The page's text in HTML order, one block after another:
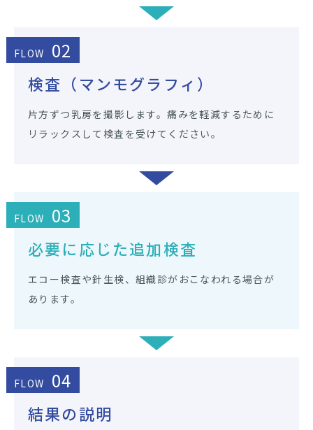
FLOW 02
検査（マンモグラフィ）
片方ずつ乳房を撮影します。痛みを軽減するために
リラックスして検査を受けてください。
FLOW 03
必要に応じた追加検査
エコー検査や針生検、組織診がおこなわれる場合が
あります。
FLOW 04
結果の説明